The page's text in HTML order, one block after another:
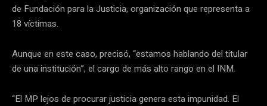
de Fundación para la Justicia, organización que representa a
18 víctimas.
Aunque en este caso, precisó, “estamos hablando del titular
de una institución”, el cargo de más alto rango en el INM.
“El MP lejos de procurar justicia genera esta impunidad. El